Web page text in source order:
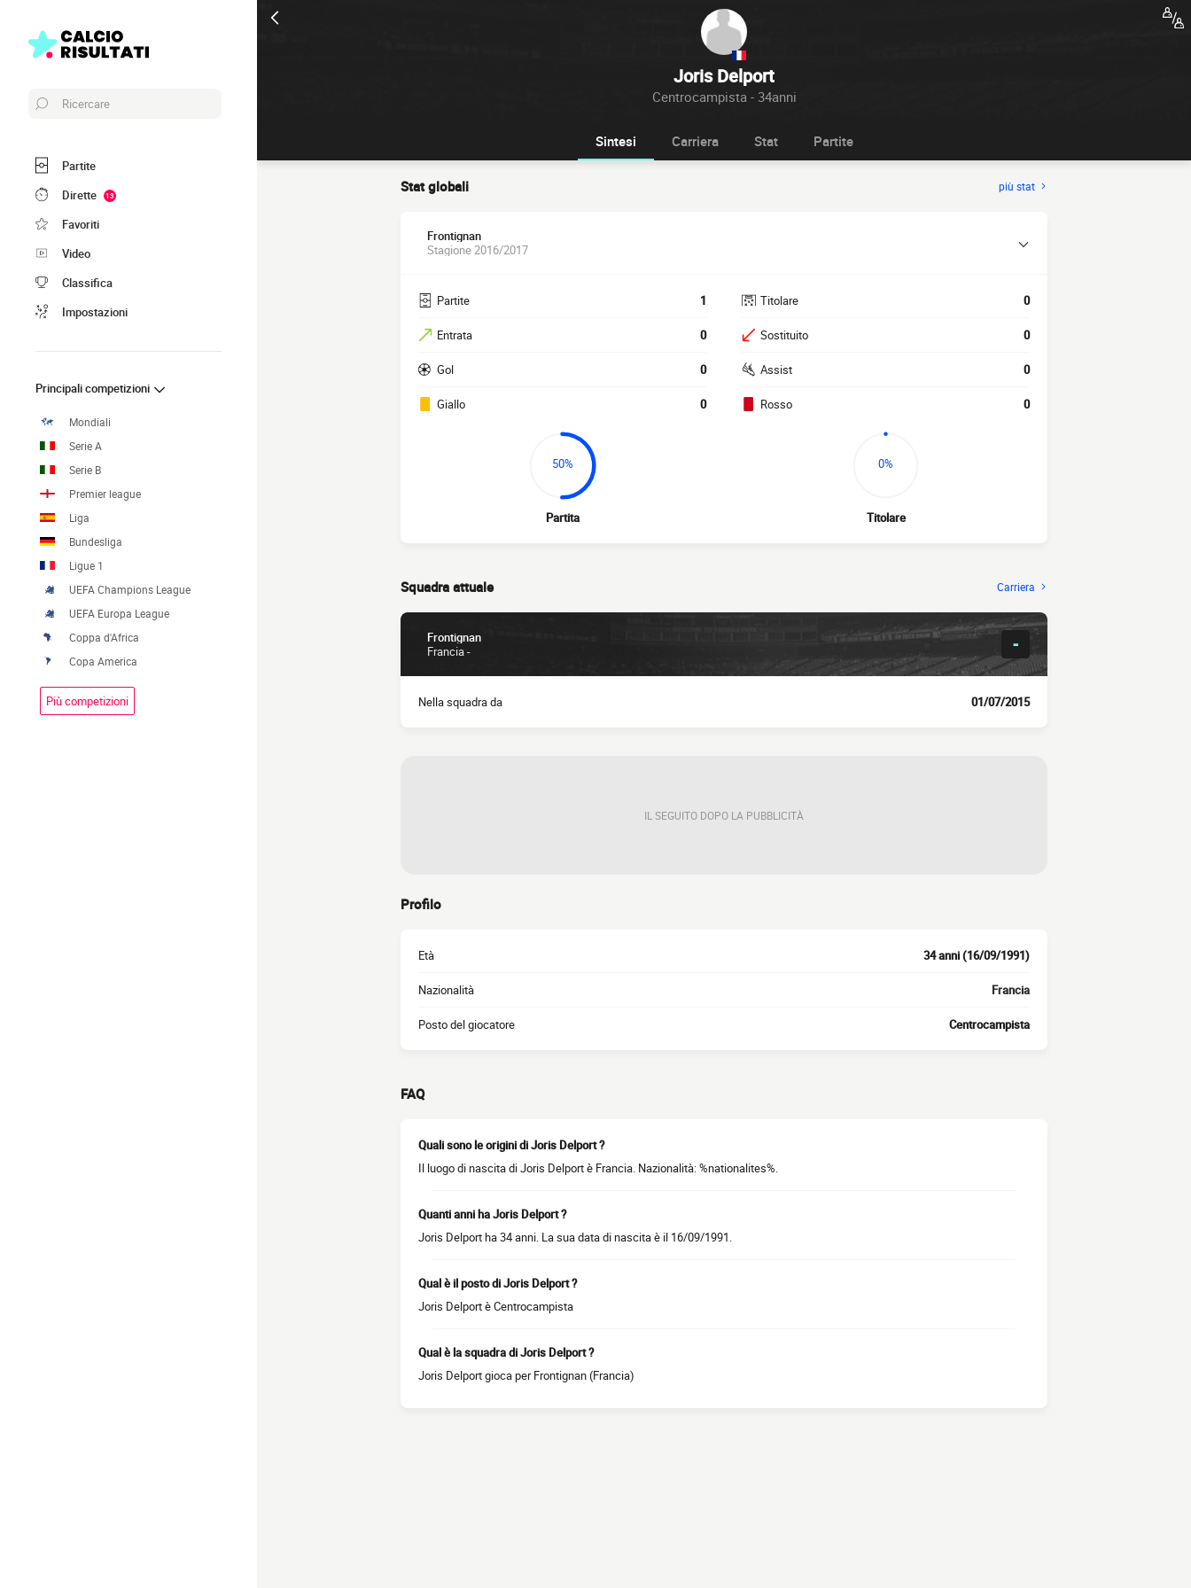
Joris Delport
Centrocampista - 34anni
Ricercare
Partite
Dirette
13
Favoriti
Video
Classifica
Impostazioni
Principali competizioni
Mondiali
Serie A
Serie B
Premier league
Liga
Bundesliga
Ligue 1
UEFA Champions League
UEFA Europa League
Coppa d'Africa
Copa America
Più competizioni
Sintesi Carriera Stat Partite
Stat globali più stat
Frontignan
Stagione 2016/2017
Partite 1
Entrata 0
Gol 0
Giallo 0
Titolare 0
Sostituito 0
Assist 0
Rosso 0
50%
Partita
0%
Titolare
Squadra attuale Carriera
Frontignan
Francia -
-
Nella squadra da 01/07/2015
IL SEGUITO DOPO LA PUBBLICITÀ
Profilo
Età 34 anni (16/09/1991)
Nazionalità Francia
Posto del giocatore Centrocampista
FAQ
Quali sono le origini di Joris Delport ?
Il luogo di nascita di Joris Delport è Francia. Nazionalità: %nationalites%.
Quanti anni ha Joris Delport ?
Joris Delport ha 34 anni. La sua data di nascita è il 16/09/1991.
Qual è il posto di Joris Delport ?
Joris Delport è Centrocampista
Qual è la squadra di Joris Delport ?
Joris Delport gioca per Frontignan (Francia)